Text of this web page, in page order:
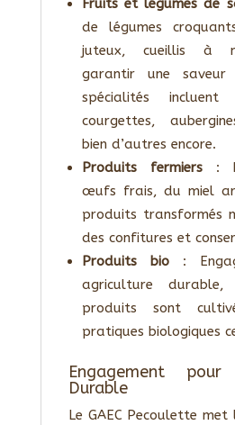
Fruits et légumes de
de légumes
juteux, cueillis à
garantir une saveur
spécialités
courgettes,
bien d’autres encore.
Produits fermiers:
œufs frais, du miel
produits transformés
des confitures et
Produits bio:
agriculture durable,
produits sont
pratiques biologiques
Engagement pour
Durable
Le GAEC Pecoulette met